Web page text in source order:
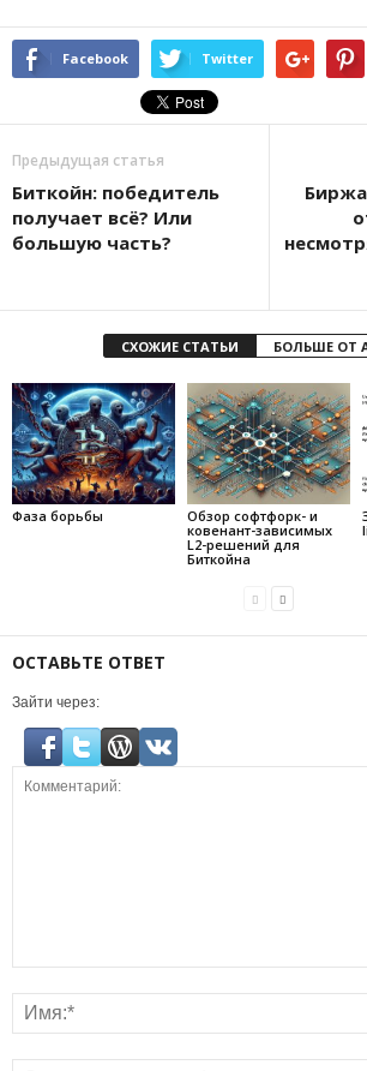
Facebook Twitter
Предыдущая статья
Биткойн: победитель
получает всё? Или
большую часть?
СХОЖИЕ СТАТЬИ БОЛЬШЕ ОТ
Фаза борьбы
Обзор софтфорк- и
ковенант-зависимых
L2-решений для
Биткойна
ОСТАВЬТЕ ОТВЕТ
Зайти через: